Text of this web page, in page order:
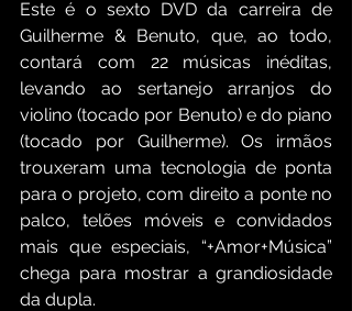
Este é o sexto DVD da carreira de
Guilherme & Benuto, que, ao todo,
contará com 22 músicas inéditas,
levando ao sertanejo arranjos do
violino (tocado por Benuto) e do piano
(tocado por Guilherme). Os irmãos
trouxeram uma tecnologia de ponta
para o projeto, com direito a ponte no
palco, telões móveis e convidados
mais que especiais, “+Amor+Música”
chega para mostrar a grandiosidade
da dupla.